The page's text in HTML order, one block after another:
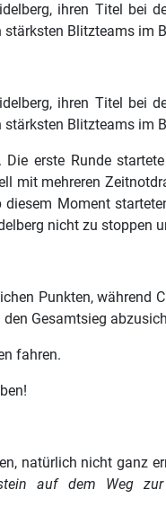
ihren Titel bei
Blitzteams im
ihren Titel bei
Blitzteams im
erste Runde
mit mehreren
Moment
nicht zu stoppen
Punkten, während
Gesamtsieg
fahren.
natürlich nicht ganz
auf dem Weg zur